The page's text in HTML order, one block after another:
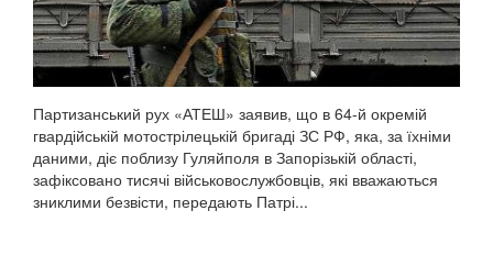
Партизанський рух «АТЕШ» заявив, що в 64-й окремій
гвардійській мотострілецькій бригаді ЗС РФ, яка, за їхніми
даними, діє поблизу Гуляйполя в Запорізькій області,
зафіксовано тисячі військовослужбовців, які вважаються
зниклими безвісти, передають Патрі...